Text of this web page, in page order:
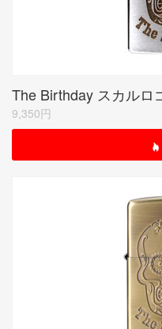
9,350円